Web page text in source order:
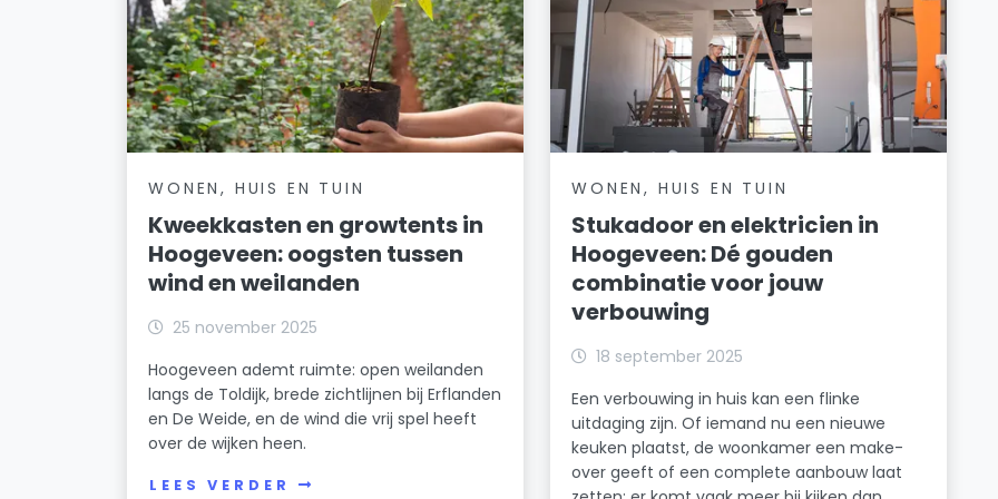
WONEN, HUIS EN TUIN
Kweekkasten en growtents in
Hoogeveen: oogsten tussen
wind en weilanden
25 november 2025
Hoogeveen ademt ruimte: open weilanden
langs de Toldijk, brede zichtlijnen bij Erflanden
en De Weide, en de wind die vrij spel heeft
over de wijken heen.
LEES VERDER
WONEN, HUIS EN TUIN
Stukadoor en elektricien in
Hoogeveen: Dé gouden
combinatie voor jouw
verbouwing
18 september 2025
Een verbouwing in huis kan een flinke
uitdaging zijn. Of iemand nu een nieuwe
keuken plaatst, de woonkamer een make-
over geeft of een complete aanbouw laat